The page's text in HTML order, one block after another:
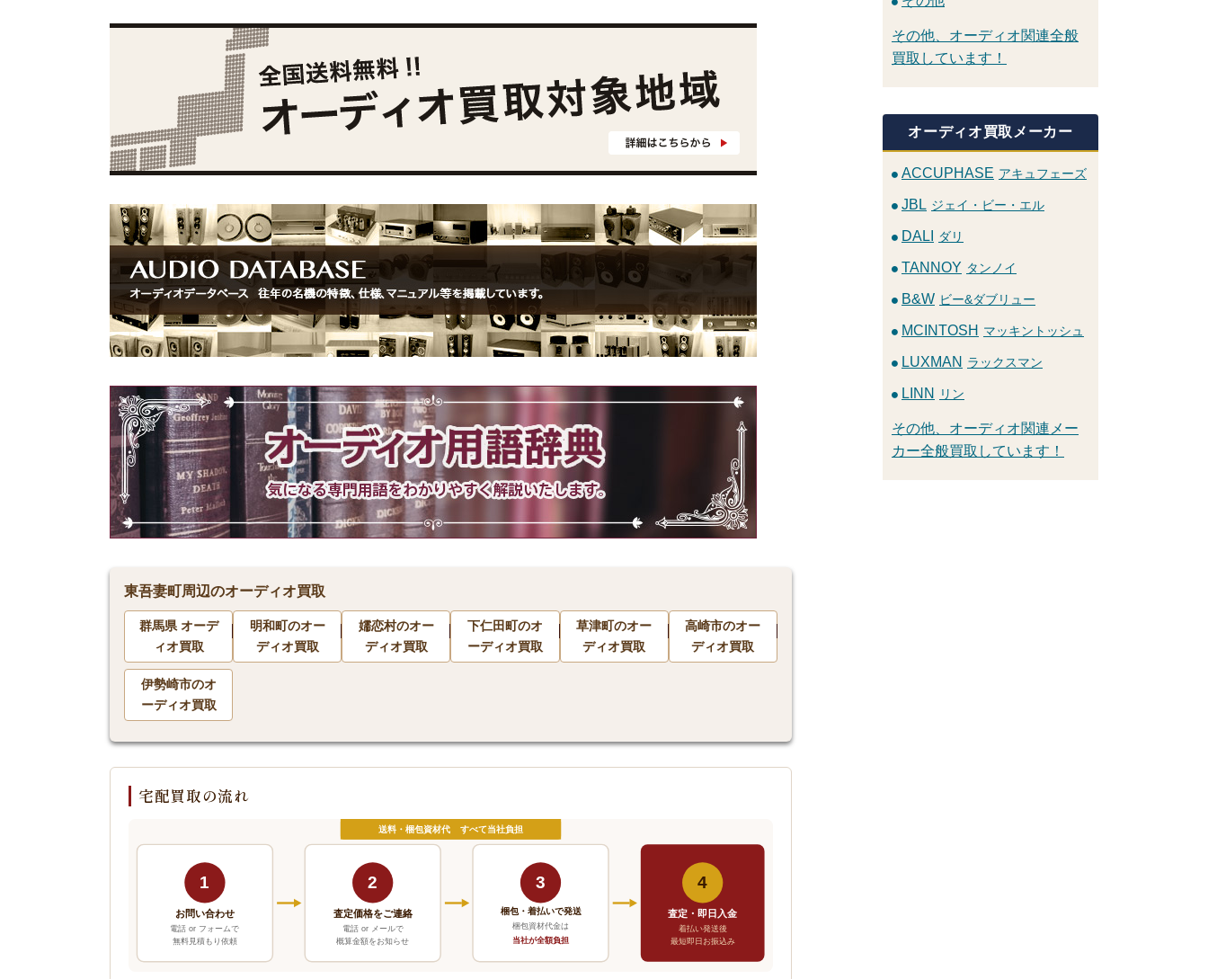
東吾妻町周辺のオーディオ買取
群馬県 オーデ
ィオ買取
明和町のオー
ディオ買取
嬬恋村のオー
ディオ買取
下仁田町のオ
ーディオ買取
草津町のオー
ディオ買取
高崎市のオー
ディオ買取
伊勢崎市のオ
ーディオ買取
宅配買取の流れ
送料・梱包資材代 すべて当社負担
1
お問い合わせ
電話 or フォームで
無料見積もり依頼
2
査定価格をご連絡
電話 or メールで
概算金額をお知らせ
3
梱包・着払いで発送
梱包資材代金は
当社が全額負担
4
査定・即日入金
着払い発送後
最短即日お振込み
その他、オーディオ関連全般
買取しています！
オーディオ買取メーカー
ACCUPHASE アキュフェーズ
JBL ジェイ・ビー・エル
DALI ダリ
TANNOY タンノイ
B&W ビー&ダブリュー
MCINTOSH マッキントッシュ
LUXMAN ラックスマン
LINN リン
その他、オーディオ関連メー
カー全般買取しています！